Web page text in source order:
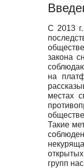
С 2013
закона
на
местах
Такие
групп